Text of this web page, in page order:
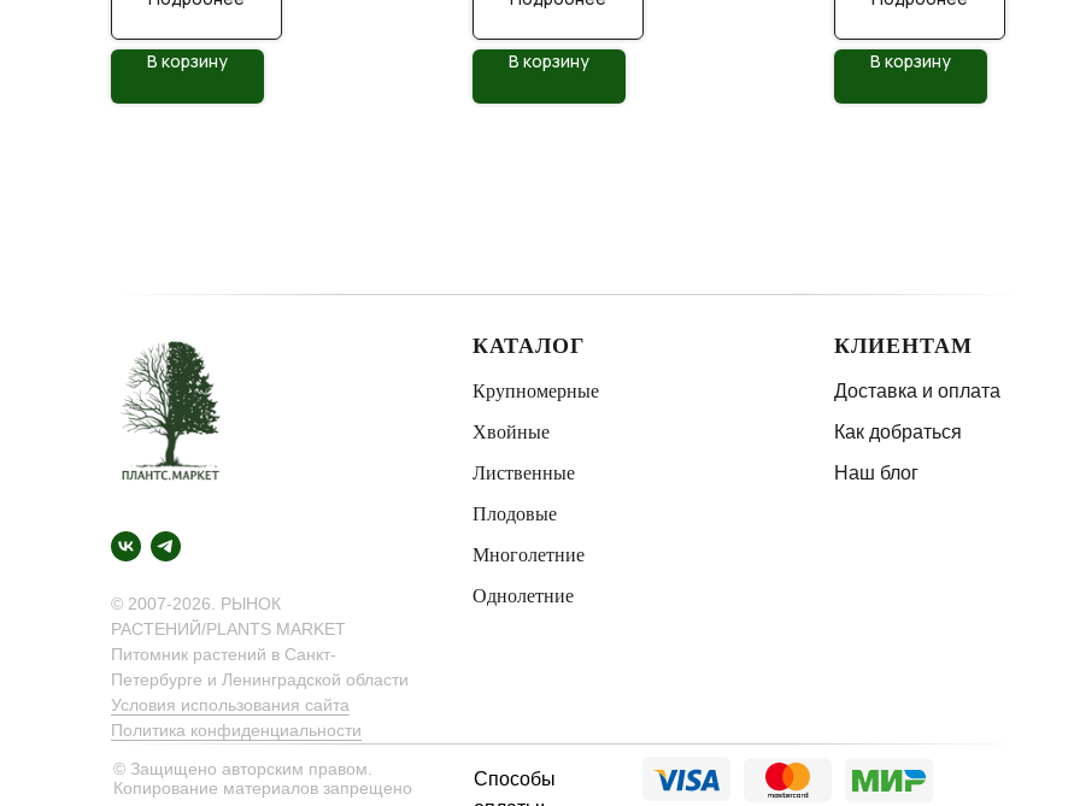
В корзину В корзину В корзину
© 2007-2026. РЫНОК
РАСТЕНИЙ/PLANTS MARKET
Питомник растений в Санкт-
Петербурге и Ленинградской области
Условия использования сайта
Политика конфиденциальности
КАТАЛОГ
Крупномерные
Хвойные
Лиственные
Плодовые
Многолетние
Однолетние
КЛИЕНТАМ
Доставка и оплата
Как добраться
Наш блог
Способы
© Защищено авторским правом.
Копирование материалов запрещено